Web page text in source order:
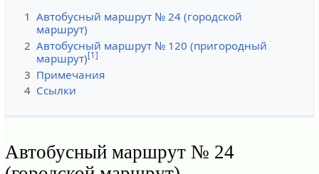
1 Автобусный маршрут № 24 (городской
маршрут)
2 Автобусный маршрут № 120 (пригородный
маршрут)[1]
3 Примечания
4 Ссылки
Автобусный маршрут № 24